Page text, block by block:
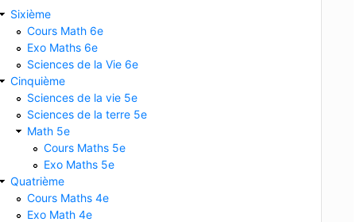
Sixième
Cours Math 6e
Exo Maths 6e
Sciences de la Vie 6e
Cinquième
Sciences de la vie 5e
Sciences de la terre 5e
Math 5e
Cours Maths 5e
Exo Maths 5e
Quatrième
Cours Maths 4e
Exo Math 4e